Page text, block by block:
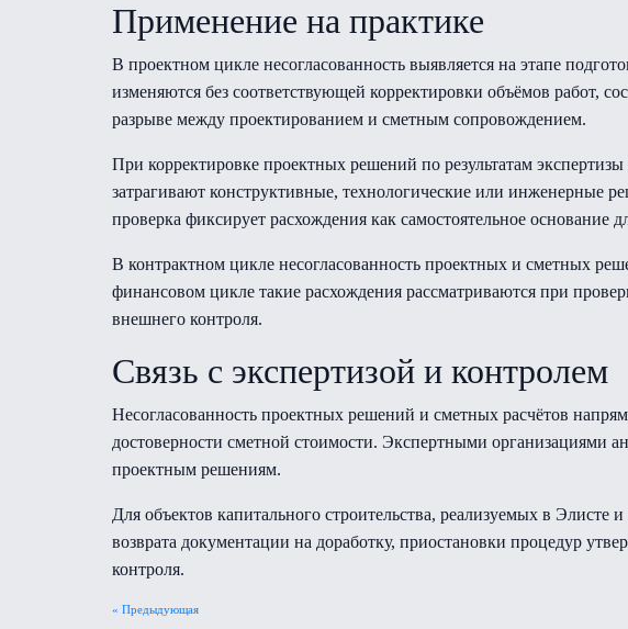
Применение на практике
В проектном цикле несогласованность выявляется на этапе
изменяются без соответствующей корректировки объёмов работ,
разрыве между проектированием и сметным сопровождением.
При корректировке проектных решений по результатам
затрагивают конструктивные, технологические или инженерные
проверка фиксирует расхождения как самостоятельное основание
В контрактном цикле несогласованность проектных и сметных
финансовом цикле такие расхождения рассматриваются при
внешнего контроля.
Связь с экспертизой и контролем
Несогласованность проектных решений и сметных расчётов
достоверности сметной стоимости. Экспертными организациями
проектным решениям.
Для объектов капитального строительства, реализуемых в Элисте
возврата документации на доработку, приостановки процедур
контроля.
« Предыдующая